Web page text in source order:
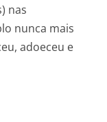
nas
nunca mais
adoeceu e